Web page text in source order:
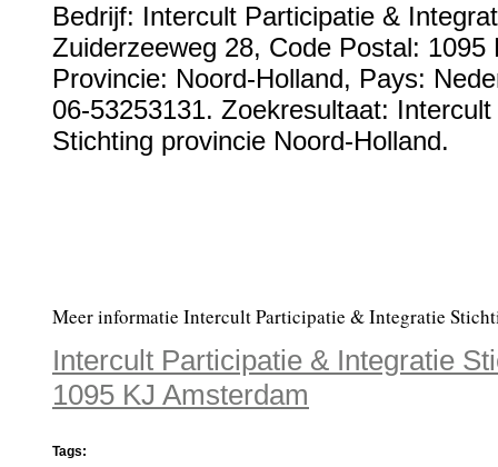
Bedrijf: Intercult Participatie &
Zuiderzeeweg 28, Code Postal: 1095
Provincie: Noord-Holland, Pays:
06-53253131. Zoekresultaat:
Stichting provincie Noord-Holland.
Meer informatie Intercult Participatie & Integratie
Intercult Participatie & Integratie
1095 KJ Amsterdam
Tags: